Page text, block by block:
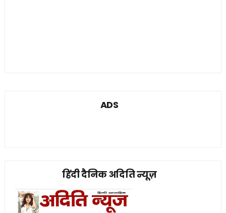
ADS
हिंदी दैनिक अदिति न्यूज़